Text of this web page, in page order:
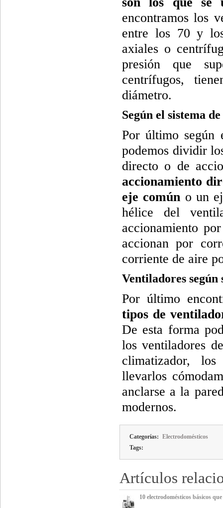
encontramos los
entre los 70 y
axiales o
presión que
centrífugos,
diámetro.
Según el sistema
Por último según
podemos dividir
directo o de
accionamiento
eje común o un
hélice del
accionamiento
accionan por
corriente de aire
Ventiladores según
Por último
tipos de
De esta forma
los ventiladores
climatizador,
llevarlos
anclarse a la
modernos.
Categorías: Electrodomésticos
Tags:
Artículos
10 electrodomésticos básicos